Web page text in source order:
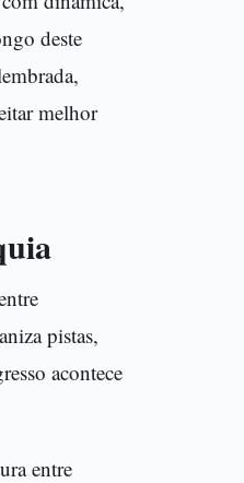
deste
melhor
pistas,
acontece
entre